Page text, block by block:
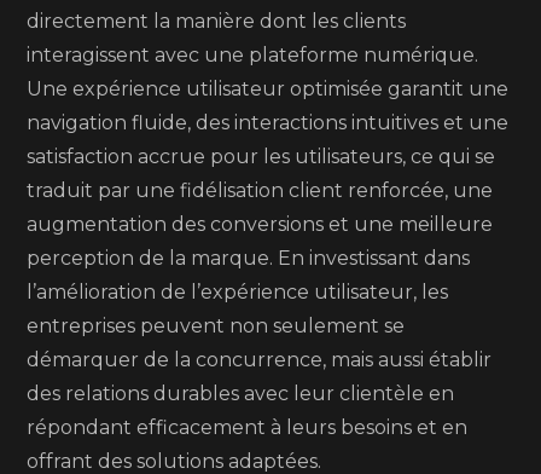
directement la manière dont les clients
interagissent avec une plateforme numérique.
Une expérience utilisateur optimisée garantit une
navigation fluide, des interactions intuitives et une
satisfaction accrue pour les utilisateurs, ce qui se
traduit par une fidélisation client renforcée, une
augmentation des conversions et une meilleure
perception de la marque. En investissant dans
l’amélioration de l’expérience utilisateur, les
entreprises peuvent non seulement se
démarquer de la concurrence, mais aussi établir
des relations durables avec leur clientèle en
répondant efficacement à leurs besoins et en
offrant des solutions adaptées.